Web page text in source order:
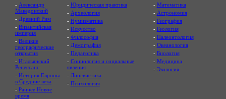
- Александр
Македонский
- Древний Рим
- Византийская
империя
- Великие
географические
открытия
- Итальянский
Ренессанс
- История Европы
в Средние века
- Раннее Новое
время
- Юридическая практика
- Археология
- Нумизматика
- Искусство
- Философия
- Демография
- Педагогика
- Социология и социальные
явления
- Лингвистика
- Психология
- Математика
- Астрономия
- География
- Геология
- Палеонтология
- Океанология
- Биология
- Медицина
- Экология